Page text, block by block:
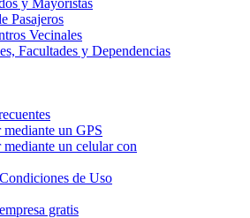
Pasajeros
Vecinales
Facultades y Dependencias
un GPS
un celular con
de Uso
gratis